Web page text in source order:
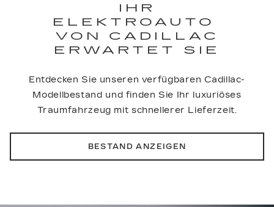
IHR
ELEKTROAUTO
VON CADILLAC
ERWARTET SIE
Entdecken Sie unseren verfügbaren Cadillac-
Modellbestand und finden Sie Ihr luxuriöses
Traumfahrzeug mit schnellerer Lieferzeit.
BESTAND ANZEIGEN